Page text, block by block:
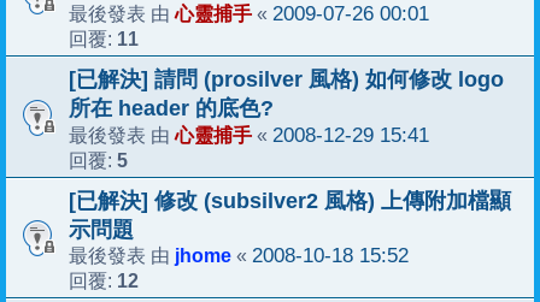
最後發表 由心靈捕手 « 2009-07-26 00:01
回覆: 11
[已解決] 請問 (prosilver 風格) 如何修改 logo
所在 header 的底色?
最後發表 由心靈捕手 « 2008-12-29 15:41
回覆: 5
[已解決] 修改 (subsilver2 風格) 上傳附加檔顯
示問題
最後發表 由 jhome « 2008-10-18 15:52
回覆: 12